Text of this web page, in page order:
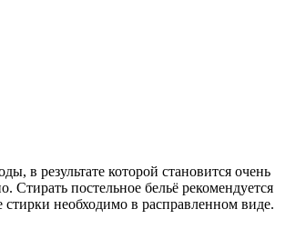
в результате которой становится очень
постельное бельё рекомендуется
необходимо в расправленном виде.